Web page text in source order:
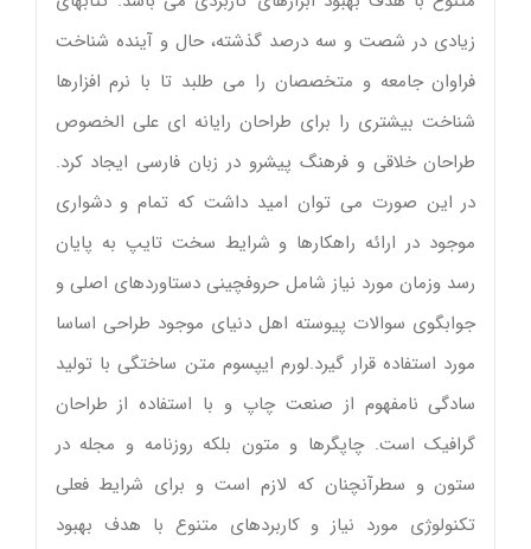
زیادی در شصت و سه درصد گذشته، حال و آینده شناخت
فراوان جامعه و متخصصان را می طلبد تا با نرم افزارها
شناخت بیشتری را برای طراحان رایانه ای علی الخصوص
طراحان خلاقی و فرهنگ پیشرو در زبان فارسی ایجاد کرد.
در این صورت می توان امید داشت که تمام و دشواری
موجود در ارائه راهکارها و شرایط سخت تایپ به پایان
رسد وزمان مورد نیاز شامل حروفچینی دستاوردهای اصلی و
جوابگوی سوالات پیوسته اهل دنیای موجود طراحی اساسا
مورد استفاده قرار گیرد.لورم ایپسوم متن ساختگی با تولید
سادگی نامفهوم از صنعت چاپ و با استفاده از طراحان
گرافیک است. چاپگرها و متون بلکه روزنامه و مجله در
ستون و سطرآنچنان که لازم است و برای شرایط فعلی
تکنولوژی مورد نیاز و کاربردهای متنوع با هدف بهبود